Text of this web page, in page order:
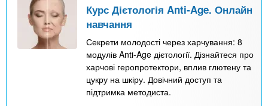
Курс Дієтологія Anti-Age. Онлайн
навчання
Секрети молодості через харчування: 8
модулів Anti-Age дієтології. Дізнайтеся про
харчові геропротектори, вплив глютену та
цукру на шкіру. Довічний доступ та
підтримка методиста.